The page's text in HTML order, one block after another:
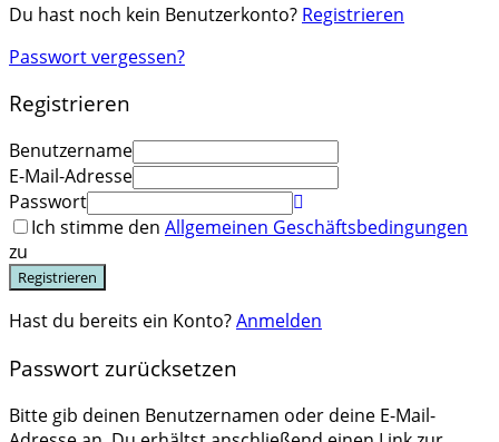
Du hast noch kein Benutzerkonto? Registrieren
Passwort vergessen?
Registrieren
Benutzername
E-Mail-Adresse
Passwort
Ich stimme den Allgemeinen Geschäftsbedingungen
zu
Registrieren
Hast du bereits ein Konto?Anmelden
Passwort zurücksetzen
Bitte gib deinen Benutzernamen oder deine E-Mail-